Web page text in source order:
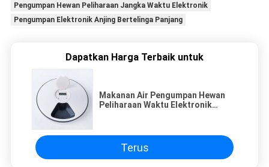
Pengumpan Hewan Peliharaan Jangka Waktu Elektronik
Pengumpan Elektronik Anjing Bertelinga Panjang
Dapatkan Harga Terbaik untuk
Makanan Air Pengumpan Hewan
Peliharaan Waktu Elektronik
Terus